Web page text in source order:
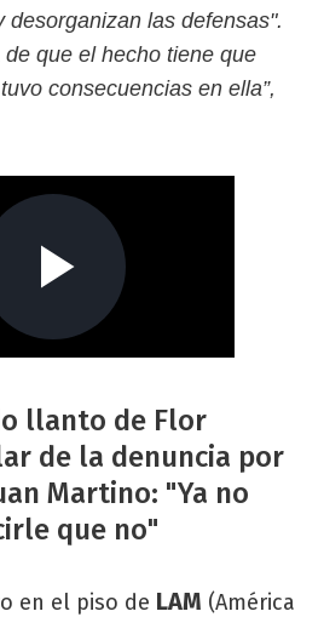
desorganizan las defensas".
de que el hecho tiene que
consecuencias en ella”,
llanto de Flor
de la denuncia por
Martino: "Ya no
que no"
en el piso de LAM (América